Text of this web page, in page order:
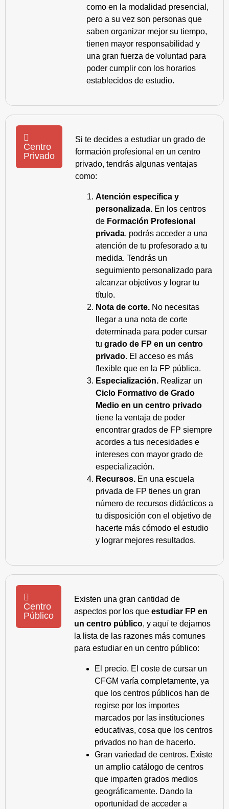
como en la modalidad presencial,
pero a su vez son personas que
saben organizar mejor su tiempo,
tienen mayor responsabilidad y
una gran fuerza de voluntad para
poder cumplir con los horarios
establecidos de estudio.
Centro
Privado
Si te decides a estudiar un grado de
formación profesional en un centro
privado, tendrás algunas ventajas
como:
Atención específica y
personalizada. En los centros
de Formación Profesional
privada, podrás acceder a una
atención de tu profesorado a tu
medida. Tendrás un
seguimiento personalizado para
alcanzar objetivos y lograr tu
título.
Nota de corte. No necesitas
llegar a una nota de corte
determinada para poder cursar
tu grado de FP en un centro
privado. El acceso es más
flexible que en la FP pública.
Especialización. Realizar un
Ciclo Formativo de Grado
Medio en un centro privado
tiene la ventaja de poder
encontrar grados de FP siempre
acordes a tus necesidades e
intereses con mayor grado de
especialización.
Recursos. En una escuela
privada de FP tienes un gran
número de recursos didácticos a
tu disposición con el objetivo de
hacerte más cómodo el estudio
y lograr mejores resultados.
Centro
Público
Existen una gran cantidad de
aspectos por los que estudiar FP en
un centro público, y aquí te dejamos
la lista de las razones más comunes
para estudiar en un centro público:
El precio. El coste de cursar un
CFGM varía completamente, ya
que los centros públicos han de
regirse por los importes
marcados por las instituciones
educativas, cosa que los centros
privados no han de hacerlo.
Gran variedad de centros. Existe
un amplio catálogo de centros
que imparten grados medios
geográficamente. Dando la
oportunidad de acceder a